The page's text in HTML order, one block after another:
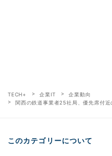
TECH+ 企業IT
企業動向
関西の鉄道事業者25社局、優先席付
このカテゴリーについて